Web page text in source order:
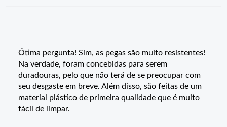
Ótima pergunta! Sim, as pegas são muito resistentes!
Na verdade, foram concebidas para serem
duradouras, pelo que não terá de se preocupar com
seu desgaste em breve. Além disso, são feitas de um
material plástico de primeira qualidade que é muito
fácil de limpar.